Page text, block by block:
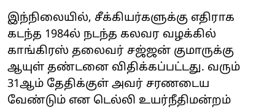
இந்நிலையில், சீக்கியர்களுக்கு எதிராக
கடந்த 1984ல் நடந்த கலவர வழக்கில்
காங்கிரஸ் தலைவர் சஜ்ஜன் குமாருக்கு
‌ஆயுள் தண்டனை விதிக்கப்பட்டது. வரும்
31ஆம் தேதிக்குள் அவர் சரணடைய
வேண்டும் என டெல்லி உயர்நீதிமன்றம்